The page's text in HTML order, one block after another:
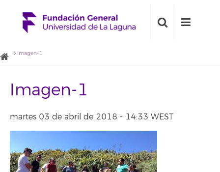
Imagen-1
Imagen-1
martes 03 de abril de 2018 - 14:33 WEST